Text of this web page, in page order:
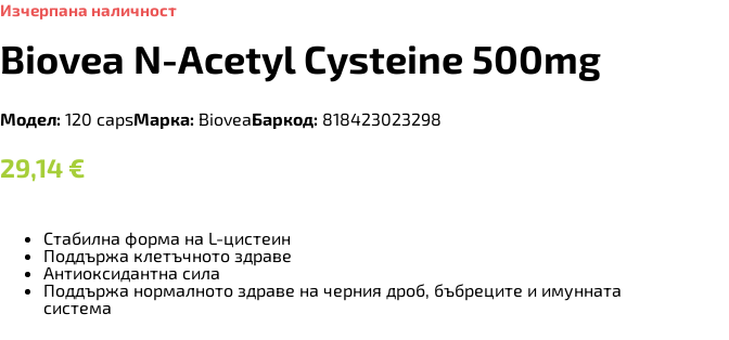
Изчерпана наличност
Biovea N-Acetyl Cysteine 500mg
Модел: 120 capsМарка: BioveaБаркод: 818423023298
29,14 €
Стабилна форма на L-цистеин
Поддържа клетъчното здраве
Антиоксидантна сила
Поддържа нормалното здраве на черния дроб, бъбреците и имунната
система